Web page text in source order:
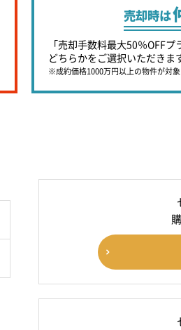
売却時は
「売却手数料最大50％OFF
どちらかをご選択いただき
※成約価格1000万円以上の物件が対